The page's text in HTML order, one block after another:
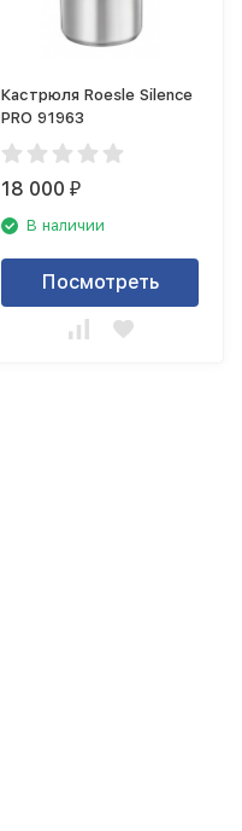
Кастрюля Roesle Silence
PRO 91963
18 000₽
В наличии
Посмотреть